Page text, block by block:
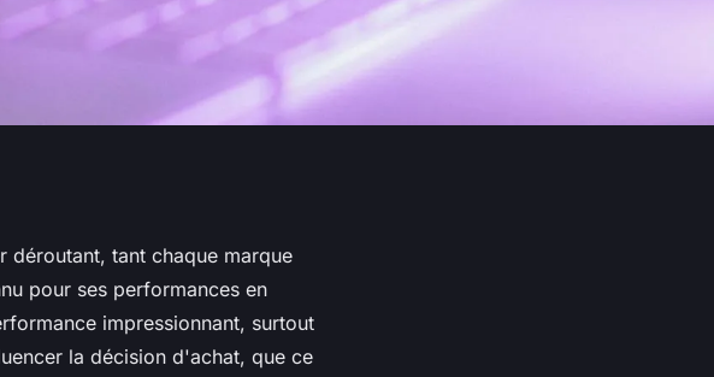
déroutant, tant chaque marque
pour ses performances en
impressionnant, surtout
la décision d'achat, que ce